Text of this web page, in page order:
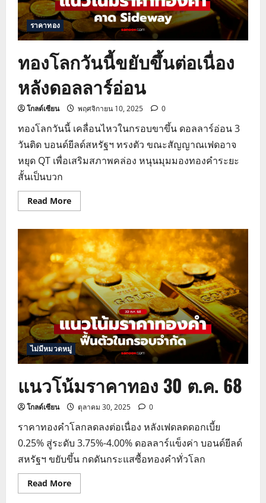
ราคาทอง
ทองโลกวันนี้ขยับขึ้นต่อเนื่อง
หลังดอลลาร์อ่อน
โกลด์เซียน พฤศจิกายน 10, 2025 0
ทองโลกวันนี้ เคลื่อนไหวในกรอบขาขึ้น ดอลลาร์อ่อน 3
วันติด บอนด์ยีลด์สหรัฐฯ ทรงตัว ขณะสัญญาณเฟดอาจ
หยุด QT เพื่อเสริมสภาพคล่อง หนุนมุมมองทองคำระยะ
สั้นเป็นบวก
Read MoreRead
more
โลก
วัน
ขยับ
ขึ้น
ต่อ
เนื่อง
หลัง
ดอลลาร์
อ่อน
ไม่มีหมวดหมู่
แนวโน้มราคาทอง 30 ต.ค. 68
โกลด์เซียน ตุลาคม 30, 2025 0
ราคาทองคำโลกลดลงต่อเนื่อง หลังเฟดลดดอกเบี้ย
0.25% สู่ระดับ 3.75%-4.00% ดอลลาร์แข็งค่า บอนด์ยีลด์
สหรัฐฯ ขยับขึ้น กดดันกระแสซื้อทองคำทั่วโลก
Read MoreRead
more